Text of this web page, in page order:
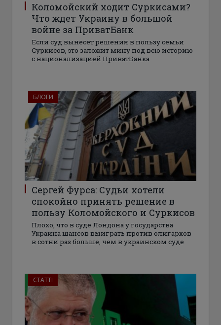
Коломойский ходит Суркисами?
Что ждет Украину в большой
войне за ПриватБанк
Если суд вынесет решения в пользу семьи
Суркисов, это заложит мину под всю историю
с национализацией ПриватБанка
БЛОГИ
Сергей Фурса: Судьи хотели
спокойно принять решение в
пользу Коломойского и Суркисов
Плохо, что в суде Лондона у государства
Украина шансов выиграть против олигархов
в сотни раз больше, чем в украинском суде
СТАТТІ